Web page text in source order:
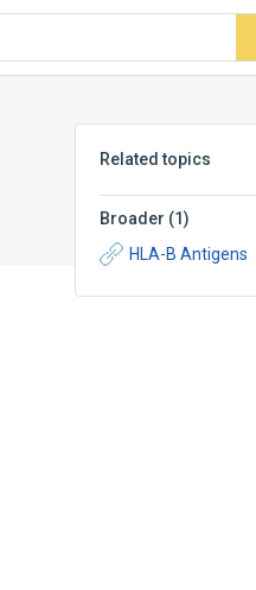
Related topics
Broader (1)
HLA-B Antigens